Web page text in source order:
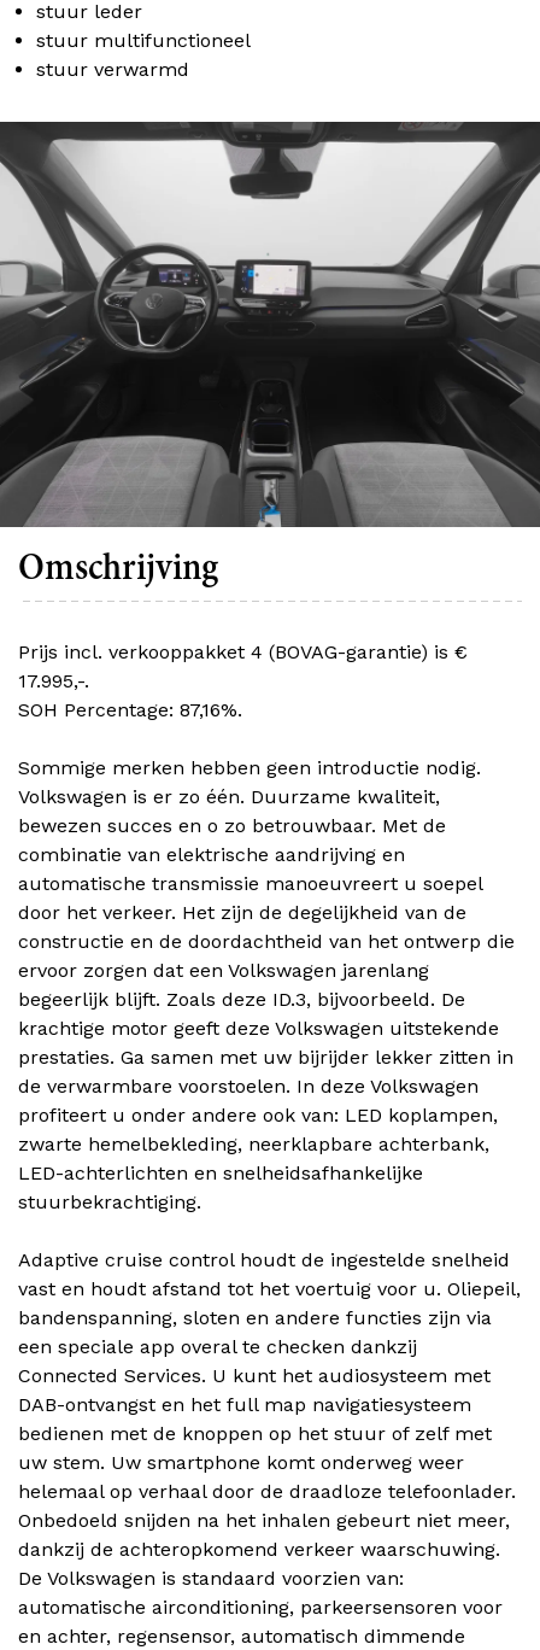
stuur leder
stuur multifunctioneel
stuur verwarmd
Omschrijving
Prijs incl. verkooppakket 4 (BOVAG-garantie) is €
17.995,-.
SOH Percentage: 87,16%.
Sommige merken hebben geen introductie nodig.
Volkswagen is er zo één. Duurzame kwaliteit,
bewezen succes en o zo betrouwbaar. Met de
combinatie van elektrische aandrijving en
automatische transmissie manoeuvreert u soepel
door het verkeer. Het zijn de degelijkheid van de
constructie en de doordachtheid van het ontwerp die
ervoor zorgen dat een Volkswagen jarenlang
begeerlijk blijft. Zoals deze ID.3, bijvoorbeeld. De
krachtige motor geeft deze Volkswagen uitstekende
prestaties. Ga samen met uw bijrijder lekker zitten in
de verwarmbare voorstoelen. In deze Volkswagen
profiteert u onder andere ook van: LED koplampen,
zwarte hemelbekleding, neerklapbare achterbank,
LED-achterlichten en snelheidsafhankelijke
stuurbekrachtiging.
Adaptive cruise control houdt de ingestelde snelheid
vast en houdt afstand tot het voertuig voor u. Oliepeil,
bandenspanning, sloten en andere functies zijn via
een speciale app overal te checken dankzij
Connected Services. U kunt het audiosysteem met
DAB-ontvangst en het full map navigatiesysteem
bedienen met de knoppen op het stuur of zelf met
uw stem. Uw smartphone komt onderweg weer
helemaal op verhaal door de draadloze telefoonlader.
Onbedoeld snijden na het inhalen gebeurt niet meer,
dankzij de achteropkomend verkeer waarschuwing.
De Volkswagen is standaard voorzien van:
automatische airconditioning, parkeersensoren voor
en achter, regensensor, automatisch dimmende